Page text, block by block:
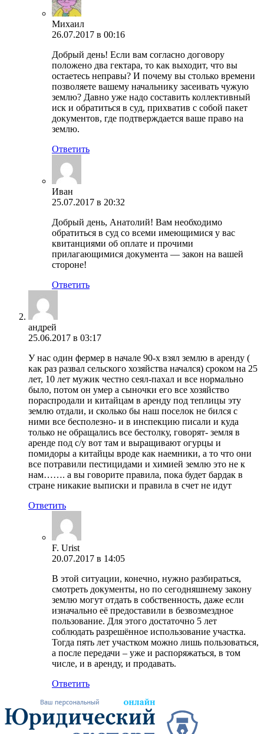
Михаил
26.07.2017 в 00:16
Добрый день! Если вам согласно договору
положено два гектара, то как выходит, что вы
остаетесь неправы? И почему вы столько времени
позволяете вашему начальнику засеивать чужую
землю? Давно уже надо составить коллективный
иск и обратиться в суд, прихватив с собой пакет
документов, где подтверждается ваше право на
землю.
Ответить
Иван
25.07.2017 в 20:32
Добрый день, Анатолий! Вам необходимо
обратиться в суд со всеми имеющимися у вас
квитанциями об оплате и прочими
прилагающимися документа — закон на вашей
стороне!
Ответить
андрей
25.06.2017 в 03:17
У нас один фермер в начале 90-х взял землю в аренду (
как раз развал сельского хозяйства начался) сроком на 25
лет, 10 лет мужик честно сеял-пахал и все нормально
было, потом он умер а сыночки его все хозяйство
пораспродали и китайцам в аренду под теплицы эту
землю отдали, и сколько бы наш поселок не бился с
ними все бесполезно- и в инспекцию писали и куда
только не обращались все бестолку, говорят- земля в
аренде под с/у вот там и выращивают огурцы и
помидоры а китайцы вроде как наемники, а то что они
все потравили пестицидами и химией землю это не к
нам……. а вы говорите правила, пока будет бардак в
стране никакие выписки и правила в счет не идут
Ответить
F. Urist
20.07.2017 в 14:05
В этой ситуации, конечно, нужно разбираться,
смотреть документы, но по сегодняшнему закону
землю могут отдать в собственность, даже если
изначально её предоставили в безвозмездное
пользование. Для этого достаточно 5 лет
соблюдать разрешённое использование участка.
Тогда пять лет участком можно лишь пользоваться,
а после передачи – уже и распоряжаться, в том
числе, и в аренду, и продавать.
Ответить